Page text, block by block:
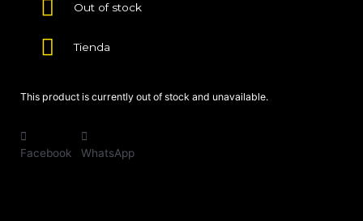
Out of stock
Tienda
This product is currently out of stock and unavailable.
Facebook WhatsApp